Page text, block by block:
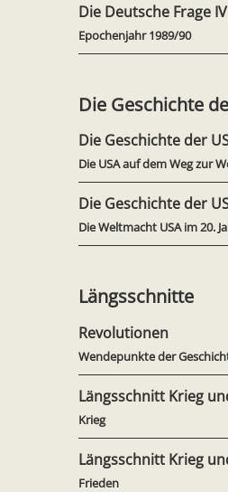
Die Deutsche Frage IV
Epochenjahr 1989/90
Die Geschichte
Die Geschichte der
Die USA auf dem Weg zur
Die Geschichte der
Die Weltmacht USA im 20.
Längsschnitte
Revolutionen
Wendepunkte der
Längsschnitt Krieg
Krieg
Längsschnitt Krieg
Frieden